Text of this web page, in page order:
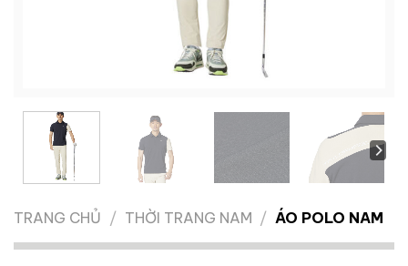
TRANG CHỦ / THỜI TRANG NAM / ÁO POLO NAM